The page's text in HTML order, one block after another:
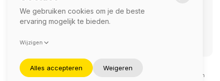
SOCIAL
©2026 — Komerco
Deze site wordt beschermd door reCAPTCHA en het
en